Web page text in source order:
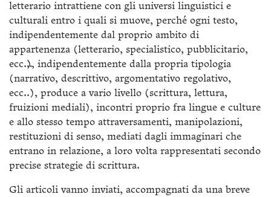
letterario intrattiene con gli universi linguistici e
culturali entro i quali si muove, perché ogni testo,
indipendentemente dal proprio ambito di
appartenenza (letterario, specialistico, pubblicitario,
ecc…), indipendentemente dalla propria tipologia
(narrativo, descrittivo, argomentativo regolativo,
ecc..), produce a vario livello (scrittura, lettura,
fruizioni mediali), incontri proprio fra lingue e culture
e allo stesso tempo attraversamenti, manipolazioni,
restituzioni di senso, mediati dagli immaginari che
entrano in relazione, a loro volta rappresentati secondo
precise strategie di scrittura.
Gli articoli vanno inviati, accompagnati da una breve